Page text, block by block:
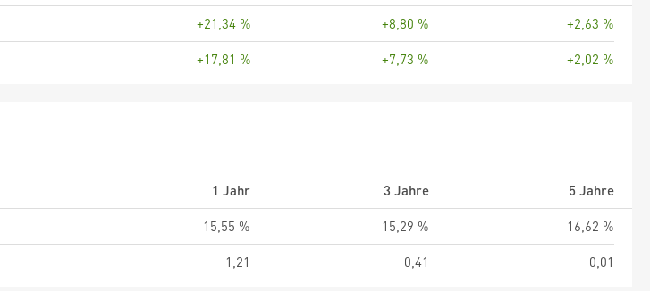
+21,34 % +8,80 %
+2,63 %
+17,81 % +7,73 % +2,02 %
1 Jahr 3 Jahre
5 Jahre
15,55 % 15,29 %
16,62 %
1,21 0,41 0,01